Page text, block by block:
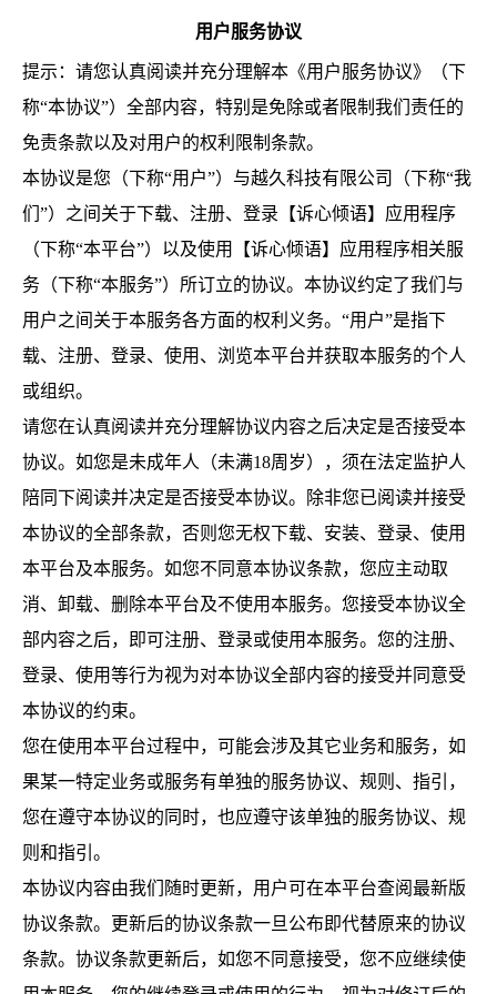
用户服务协议
提示：请您认真阅读并充分理解本《用户服务协议》（下
称“本协议”）全部内容，特别是免除或者限制我们责任的
免责条款以及对用户的权利限制条款。
本协议是您（下称“用户”）与越久科技有限公司（下称“我
们”）之间关于下载、注册、登录【诉心倾语】应用程序
（下称“本平台”）以及使用【诉心倾语】应用程序相关服
务（下称“本服务”）所订立的协议。本协议约定了我们与
用户之间关于本服务各方面的权利义务。“用户”是指下
载、注册、登录、使用、浏览本平台并获取本服务的个人
或组织。
请您在认真阅读并充分理解协议内容之后决定是否接受本
协议。如您是未成年人（未满18周岁），须在法定监护人
陪同下阅读并决定是否接受本协议。除非您已阅读并接受
本协议的全部条款，否则您无权下载、安装、登录、使用
本平台及本服务。如您不同意本协议条款，您应主动取
消、卸载、删除本平台及不使用本服务。您接受本协议全
部内容之后，即可注册、登录或使用本服务。您的注册、
登录、使用等行为视为对本协议全部内容的接受并同意受
本协议的约束。
您在使用本平台过程中，可能会涉及其它业务和服务，如
果某一特定业务或服务有单独的服务协议、规则、指引，
您在遵守本协议的同时，也应遵守该单独的服务协议、规
则和指引。
本协议内容由我们随时更新，用户可在本平台查阅最新版
协议条款。更新后的协议条款一旦公布即代替原来的协议
条款。协议条款更新后，如您不同意接受，您不应继续使